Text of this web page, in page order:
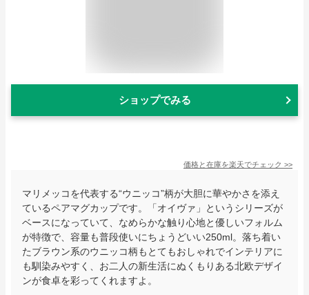
ショップでみる
価格と在庫を楽天でチェック >>
マリメッコを代表する“ウニッコ”柄が大胆に華やかさを添え
ているペアマグカップです。「オイヴァ」というシリーズが
ベースになっていて、なめらかな触り心地と優しいフォルム
が特徴で、容量も普段使いにちょうどいい250ml。落ち着い
たブラウン系のウニッコ柄もとてもおしゃれでインテリアに
も馴染みやすく、お二人の新生活にぬくもりある北欧デザイ
ンが食卓を彩ってくれますよ。